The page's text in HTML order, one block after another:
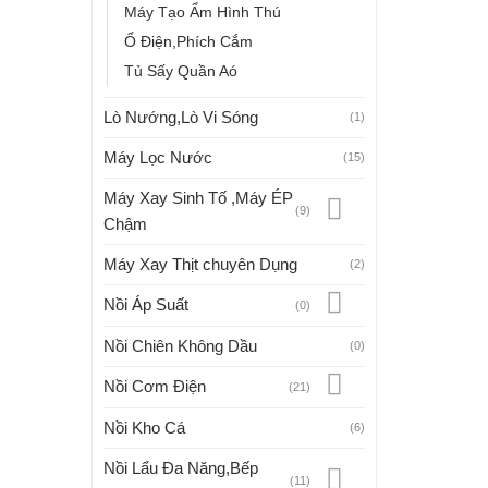
Máy Tạo Ẩm Hình Thú
Ổ Điện,Phích Cắm
Tủ Sấy Quần Aó
Lò Nướng,Lò Vi Sóng (1)
Máy Lọc Nước (15)
Máy Xay Sinh Tố ,Máy ÉP
Chậm
(9)
Máy Xay Thịt chuyên Dụng (2)
Nồi Áp Suất (0)
Nồi Chiên Không Dầu (0)
Nồi Cơm Điện (21)
Nồi Kho Cá (6)
Nồi Lẩu Đa Năng,Bếp
(11)